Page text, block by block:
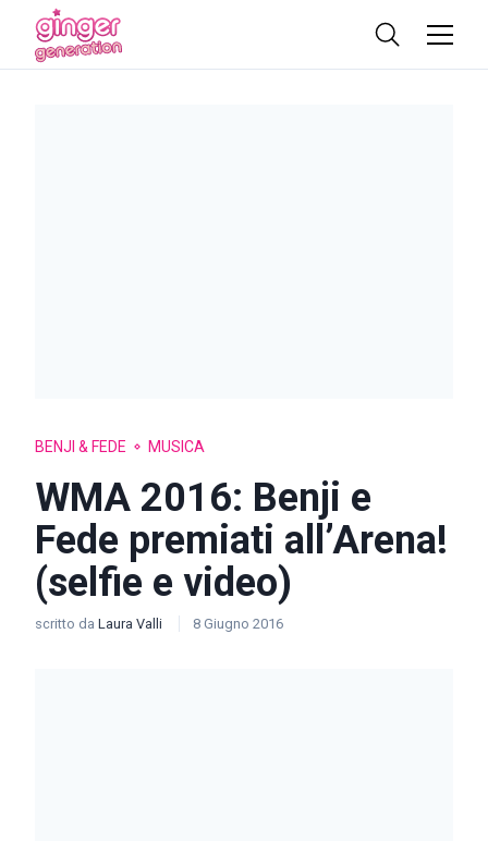
BENJI & FEDE MUSICA
WMA 2016: Benji e
Fede premiati all’Arena!
(selfie e video)
scritto da Laura Valli 8 Giugno 2016